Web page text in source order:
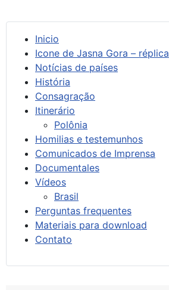
Inicio
Icone de Jasna Gora – réplica
Notícias de países
História
Consagração
Itinerário
Polônia
Homilias e testemunhos
Comunicados de Imprensa
Documentales
Vídeos
Brasil
Perguntas frequentes
Materiais para download
Contato